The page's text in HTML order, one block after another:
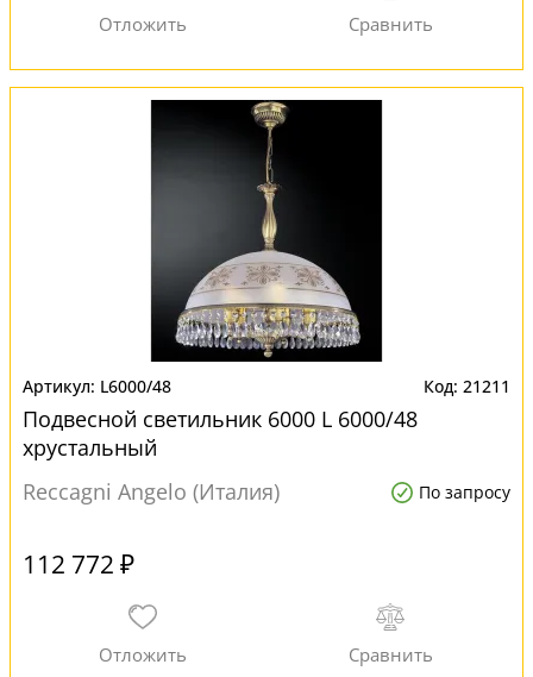
L6000/48 21211
Подвесной светильник 6000 L 6000/48
хрустальный
Reccagni Angelo (Италия)
По запросу
112 772 ₽